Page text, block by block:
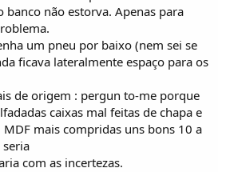
banco não estorva. Apenas para
um pneu por baixo (nem sei se
ficava lateralmente espaço para os
de origem : pergun to-me porque
caixas mal feitas de chapa e
mais compridas uns bons 10 a
com as incertezas.